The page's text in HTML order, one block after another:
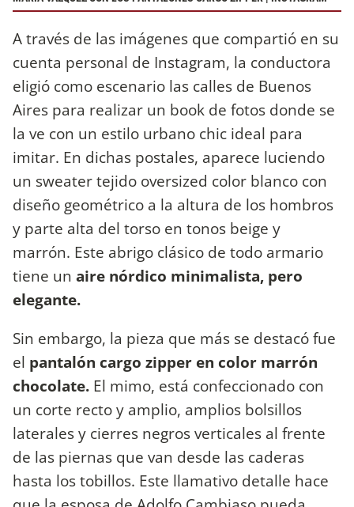
A través de las imágenes que compartió en su
cuenta personal de Instagram, la conductora
eligió como escenario las calles de Buenos
Aires para realizar un book de fotos donde se
la ve con un estilo urbano chic ideal para
imitar. En dichas postales, aparece luciendo
un sweater tejido oversized color blanco con
diseño geométrico a la altura de los hombros
y parte alta del torso en tonos beige y
marrón. Este abrigo clásico de todo armario
tiene un aire nórdico minimalista, pero
elegante.
Sin embargo, la pieza que más se destacó fue
el pantalón cargo zipper en color marrón
chocolate. El mimo, está confeccionado con
un corte recto y amplio, amplios bolsillos
laterales y cierres negros verticales al frente
de las piernas que van desde las caderas
hasta los tobillos. Este llamativo detalle hace